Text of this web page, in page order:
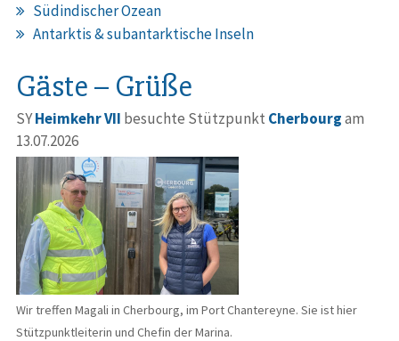
Südindischer Ozean
Antarktis & subantarktische Inseln
Gäste – Grüße
SYHeimkehr VII besuchte Stützpunkt Cherbourgam
13.07.2026
Wir treffen Magali in Cherbourg, im Port Chantereyne. Sie ist hier
Stützpunktleiterin und Chefin der Marina.